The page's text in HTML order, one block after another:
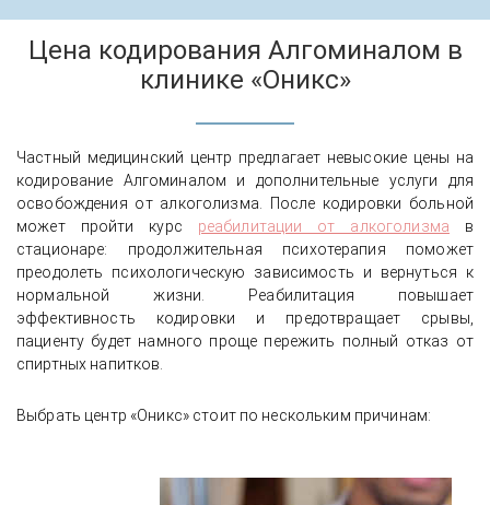
Цена кодирования Алгоминалом в
клинике «Оникс»
Частный медицинский центр предлагает невысокие цены на
кодирование Алгоминалом и дополнительные услуги для
освобождения от алкоголизма. После кодировки больной
может пройти курс реабилитации от алкоголизма в
стационаре: продолжительная психотерапия поможет
преодолеть психологическую зависимость и вернуться к
нормальной жизни. Реабилитация повышает
эффективность кодировки и предотвращает срывы,
пациенту будет намного проще пережить полный отказ от
спиртных напитков.
Выбрать центр «Оникс» стоит по нескольким причинам: